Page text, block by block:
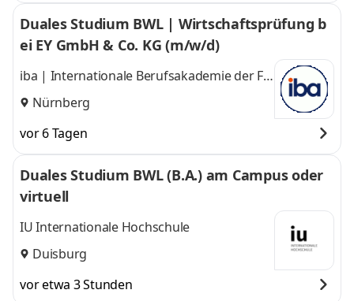
Duales Studium BWL | Wirtschaftsprüfung b
ei EY GmbH & Co. KG (m/w/d)
iba | Internationale Berufsakademie der F +
U Unternehmensgruppe gGmbH
Nürnberg
vor 6 Tagen
Duales Studium BWL (B.A.) am Campus oder
virtuell
IU Internationale Hochschule
Duisburg
vor etwa 3 Stunden